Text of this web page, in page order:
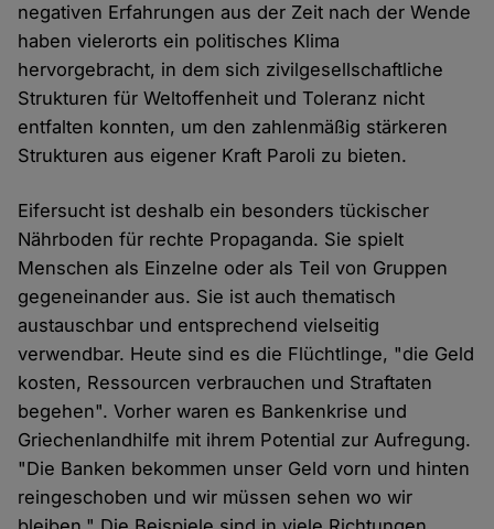
negativen Erfahrungen aus der Zeit nach der Wende
haben vielerorts ein politisches Klima
hervorgebracht, in dem sich zivilgesellschaftliche
Strukturen für Weltoffenheit und Toleranz nicht
entfalten konnten, um den zahlenmäßig stärkeren
Strukturen aus eigener Kraft Paroli zu bieten.
Eifersucht ist deshalb ein besonders tückischer
Nährboden für rechte Propaganda. Sie spielt
Menschen als Einzelne oder als Teil von Gruppen
gegeneinander aus. Sie ist auch thematisch
austauschbar und entsprechend vielseitig
verwendbar. Heute sind es die Flüchtlinge, "die Geld
kosten, Ressourcen verbrauchen und Straftaten
begehen". Vorher waren es Bankenkrise und
Griechenlandhilfe mit ihrem Potential zur Aufregung.
"Die Banken bekommen unser Geld vorn und hinten
reingeschoben und wir müssen sehen wo wir